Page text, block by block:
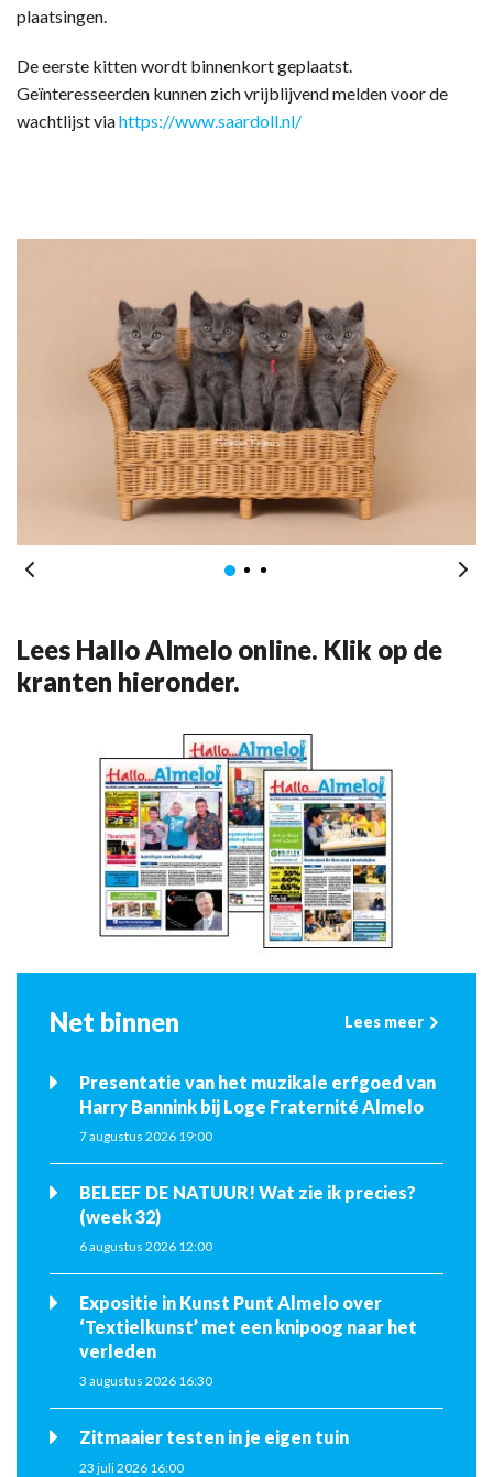
plaatsingen.
De eerste kitten wordt binnenkort geplaatst.
Geïnteresseerden kunnen zich vrijblijvend melden voor de
wachtlijst viahttps://www.saardoll.nl/
Lees Hallo Almelo online. Klik op de
kranten hieronder.
Net binnen Lees meer
Presentatie van het muzikale erfgoed van
Harry Bannink bij Loge Fraternité Almelo
7 augustus 2026 19:00
BELEEF DE NATUUR! Wat zie ik precies?
(week 32)
6 augustus 2026 12:00
Expositie in Kunst Punt Almelo over
‘Textielkunst’ met een knipoog naar het
verleden
3 augustus 2026 16:30
Zitmaaier testen in je eigen tuin
23 juli 2026 16:00